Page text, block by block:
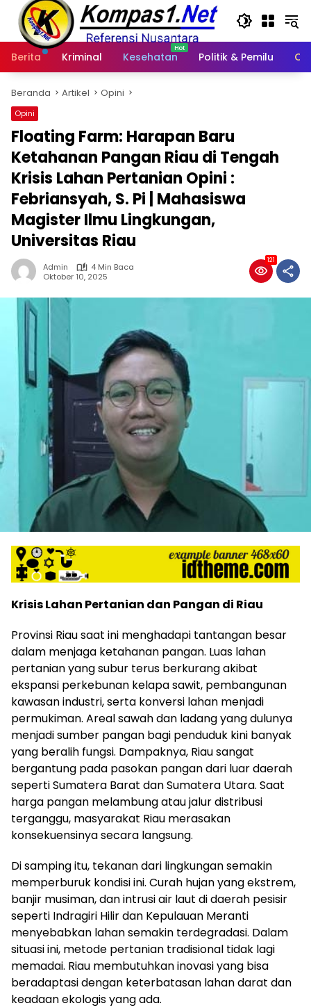
Langsung
konten
Berita
Kriminal Kesehatan Politik & Pemilu
Beranda Artikel Opini
Opini
Floating Farm: Harapan Baru
Ketahanan Pangan Riau di Tengah
Krisis Lahan Pertanian Opini :
Febriansyah, S. Pi | Mahasiswa
Magister Ilmu Lingkungan,
Universitas Riau
Admin
4 Min Baca
Oktober 10, 2025
121
Krisis Lahan Pertanian dan Pangan di Riau
Provinsi Riau saat ini menghadapi tantangan besar
dalam menjaga ketahanan pangan. Luas lahan
pertanian yang subur terus berkurang akibat
ekspansi perkebunan kelapa sawit, pembangunan
kawasan industri, serta konversi lahan menjadi
permukiman. Areal sawah dan ladang yang dulunya
menjadi sumber pangan bagi penduduk kini banyak
yang beralih fungsi. Dampaknya, Riau sangat
bergantung pada pasokan pangan dari luar daerah
seperti Sumatera Barat dan Sumatera Utara. Saat
harga pangan melambung atau jalur distribusi
terganggu, masyarakat Riau merasakan
konsekuensinya secara langsung.
Di samping itu, tekanan dari lingkungan semakin
memperburuk kondisi ini. Curah hujan yang ekstrem,
banjir musiman, dan intrusi air laut di daerah pesisir
seperti Indragiri Hilir dan Kepulauan Meranti
menyebabkan lahan semakin terdegradasi. Dalam
situasi ini, metode pertanian tradisional tidak lagi
memadai. Riau membutuhkan inovasi yang bisa
beradaptasi dengan keterbatasan lahan darat dan
keadaan ekologis yang ada.